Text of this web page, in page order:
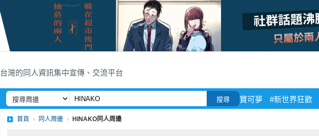
台灣的同人資訊集中宣傳、交流平台
搜尋 寶可夢 #新世界狂歡
首頁 同人周邊 HINAKO同人周邊